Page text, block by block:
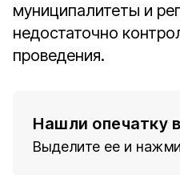
муниципалитеты и
недостаточно
проведения.
Нашли опечатку
Выделите ее и